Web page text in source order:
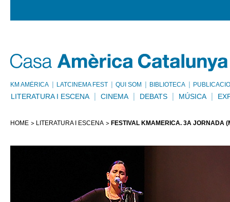
KM AMÈRICA LATCINEMA FEST QUI SOM BIBLIOTECA
LITERATURA I ESCENA CINEMA DEBATS MÚSICA
HOME LITERATURA I ESCENA FESTIVAL KMAMÈRICA. 3A JORNADA